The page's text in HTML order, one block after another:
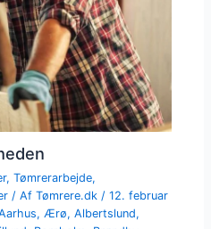
,Tømrerarbejde,
/ AfTømrere.dk /12. februar
, Ærø,Albertslund,